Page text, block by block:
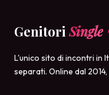
Genitori Single
L'unico sito di incontri in
separati. Online dal